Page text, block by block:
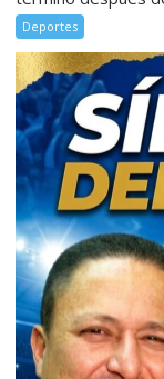
Deportes